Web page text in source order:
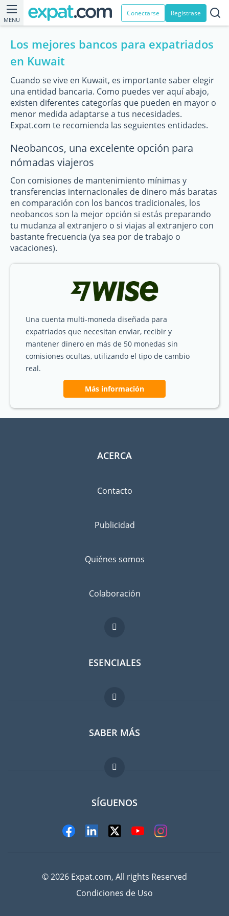
MENU
Conectarse Registrase
Los mejores bancos para expatriados
en Kuwait
Cuando se vive en Kuwait, es importante saber elegir
una entidad bancaria. Como puedes ver aquí abajo,
existen diferentes categorías que pueden en mayor o
menor medida adaptarse a tus necesidades.
Expat.com te recomienda las seguientes entidades.
Neobancos, una excelente opción para
nómadas viajeros
Con comisiones de mantenimiento mínimas y
transferencias internacionales de dinero más baratas
en comparación con los bancos tradicionales, los
neobancos son la mejor opción si estás preparando
tu mudanza al extranjero o si viajas al extranjero con
bastante frecuencia (ya sea por de trabajo o
vacaciones).
Una cuenta multi-moneda diseñada para
expatriados que necesitan enviar, recibir y
mantener dinero en más de 50 monedas sin
comisiones ocultas, utilizando el tipo de cambio
real.
Más información
ACERCA
Contacto
Publicidad
Quiénes somos
Colaboración
ESENCIALES
Foro para expatriados
Guia para expatriados
Trabajos en el extranjero
SABER MÁS
FAQ
SÍGUENOS
© 2026 Expat.com, All rights Reserved
Condiciones de Uso